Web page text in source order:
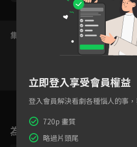
集數列表
29 30 31
為您推薦
立即登入享受會員權益
登入會員解決看劇各種惱人的事
720p 畫質
略過片頭尾